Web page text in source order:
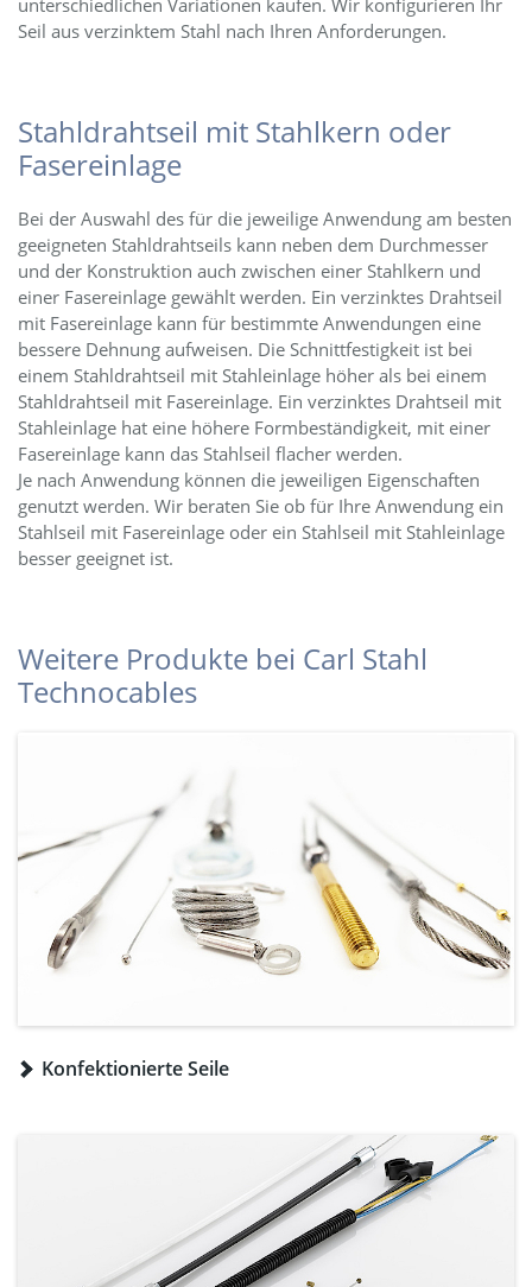
Seil aus verzinktem Stahl nach Ihren Anforderungen.
Stahldrahtseil mit Stahlkern oder
Fasereinlage
Bei der Auswahl des für die jeweilige Anwendung am besten
geeigneten Stahldrahtseils kann neben dem Durchmesser
und der Konstruktion auch zwischen einer Stahlkern und
einer Fasereinlage gewählt werden. Ein verzinktes Drahtseil
mit Fasereinlage kann für bestimmte Anwendungen eine
bessere Dehnung aufweisen. Die Schnittfestigkeit ist bei
einem Stahldrahtseil mit Stahleinlage höher als bei einem
Stahldrahtseil mit Fasereinlage. Ein verzinktes Drahtseil mit
Stahleinlage hat eine höhere Formbeständigkeit, mit einer
Fasereinlage kann das Stahlseil flacher werden.
Je nach Anwendung können die jeweiligen Eigenschaften
genutzt werden. Wir beraten Sie ob für Ihre Anwendung ein
Stahlseil mit Fasereinlage oder ein Stahlseil mit Stahleinlage
besser geeignet ist.
Weitere Produkte bei Carl Stahl
Technocables
Konfektionierte Seile